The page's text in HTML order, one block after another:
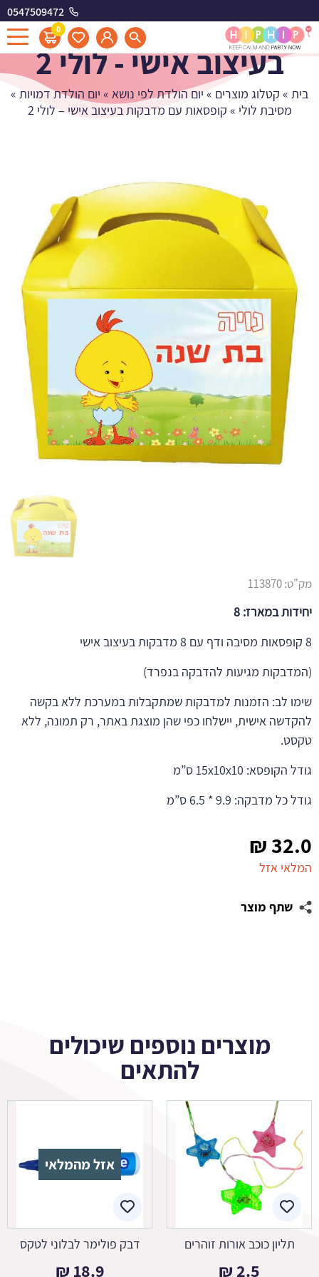
0547509472
0
קופסאות עם מדבקות
בעיצוב אישי - לולי 2
בית » קטלוג מוצרים » יום הולדת לפי נושא » יום הולדת דמויות »
מסיבת לולי » קופסאות עם מדבקות בעיצוב אישי – לולי 2
32.0
₪
המלאי אזל
שתף מוצר
מק"ט:113870
יחידות במארז: 8
8 קופסאות מסיבה ודף עם 8 מדבקות בעיצוב אישי
(המדבקות מגיעות להדבקה בנפרד)
שימו לב: הזמנות למדבקות שמתקבלות במערכת ללא בקשה
להקדשה אישית, יישלחו כפי שהן מוצגת באתר, רק תמונה, ללא
טקסט.
גודל הקופסא: 15x10x10 ס”מ
גודל כל מדבקה: 9.9 * 6.5 ס”מ
מוצרים נוספים שיכולים
להתאים
תליון כוכב אורות זוהרים
2.5
₪
אזל מהמלאי
דבק פולימר לבלוני לטקס
18.9
₪